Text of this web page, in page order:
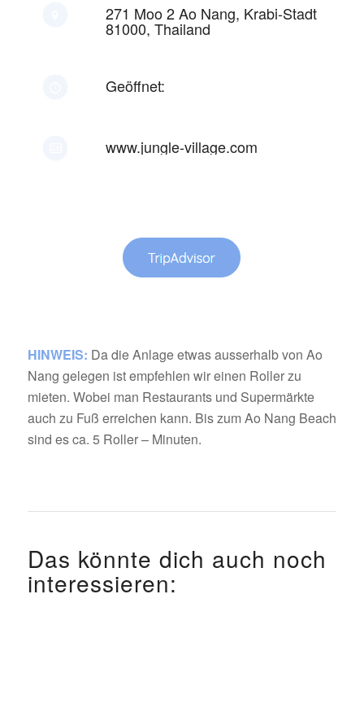
271 Moo 2 Ao Nang, Krabi-Stadt
81000, Thailand
Geöffnet:
www.jungle-village.com
HINWEIS: Da die Anlage etwas ausserhalb von Ao
Nang gelegen ist empfehlen wir einen Roller zu
mieten. Wobei man Restaurants und Supermärkte
auch zu Fuß erreichen kann. Bis zum Ao Nang Beach
sind es ca. 5 Roller – Minuten.
Das könnte dich auch noch
interessieren: